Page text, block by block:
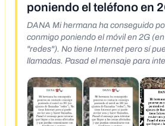
poniendo el teléfono en
DANA Mi hermana ha conseguido
conmigo poniendo el móvil en 2G
"redes"). No tiene Internet pero sí
llamadas. Pasad el mensaje para
amigos. Espero que os sirva de
Comparto!!! Por si sirve de ayuda. ++